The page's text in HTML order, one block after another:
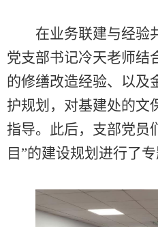
在业务联建与经验
党支部书记冷天老师结
的修缮改造经验、以及
护规划，对基建处的文
指导。此后，支部党员
目”的建设规划进行了专